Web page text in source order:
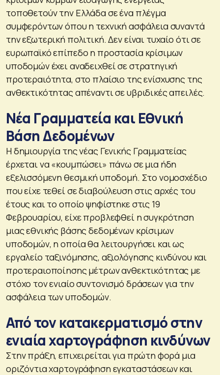
τοποθετούν την Ελλάδα σε ένα πλέγμα
συμφερόντων όπου η τεχνική ασφάλεια συναντά
την εξωτερική πολιτική. Δεν είναι τυχαίο ότι σε
ευρωπαϊκό επίπεδο η προστασία κρίσιμων
υποδομών έχει αναδειχθεί σε στρατηγική
προτεραιότητα, στο πλαίσιο της ενίσχυσης της
ανθεκτικότητας απέναντι σε υβριδικές απειλές.
Νέα Γραμματεία και Εθνική
Βάση Δεδομένων
Η δημιουργία της νέας Γενικής Γραμματείας
έρχεται να «κουμπώσει» πάνω σε μια ήδη
εξελισσόμενη θεσμική υποδομή. Στο νομοσχέδιο
που είχε τεθεί σε διαβούλευση στις αρχές του
έτους και το οποίο ψηφίστηκε στις 19
Φεβρουαρίου, είχε προβλεφθεί η συγκρότηση
μιας εθνικής βάσης δεδομένων κρίσιμων
υποδομών, η οποία θα λειτουργήσει και ως
εργαλείο ταξινόμησης, αξιολόγησης κινδύνου και
προτεραιοποίησης μέτρων ανθεκτικότητας με
στόχο τον ενιαίο συντονισμό δράσεων για την
ασφάλεια των υποδομών.
Από τον κατακερματισμό στην
ενιαία χαρτογράφηση κινδύνων
Στην πράξη, επιχειρείται για πρώτη φορά μια
οριζόντια χαρτογράφηση εγκαταστάσεων και